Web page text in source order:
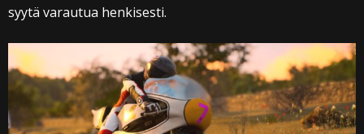
syytä varautua henkisesti.